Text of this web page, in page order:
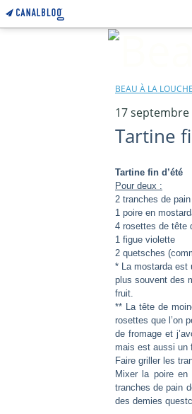
BEAU À LA LOUCHE
17 septembre
Tartine
Tartine fin d’été
Pour deux :
2 tranches de
1 poire en
4 rosettes de tête
1 figue violette
2 quetsches
* La mostarda est
plus souvent des
fruit.
** La tête de
rosettes que l’on
de fromage et
mais est aussi un
Faire griller les
Mixer la poire en
tranches de pain
des demies